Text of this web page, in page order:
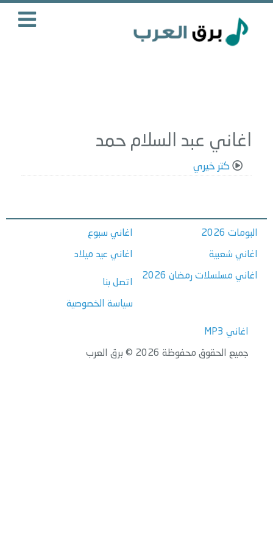
اغاني عبد السلام حمد
كتر خيري
البومات 2026
اغاني شعبية
اغاني مسلسلات رمضان 2026
اغاني سبوع
اغاني عيد ميلاد
اتصل بنا
سياسة الخصوصية
اغاني MP3
جميع الحقوق محفوظة 2026 © برق العرب